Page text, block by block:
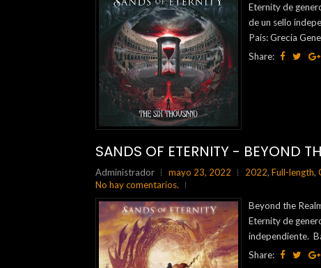
Eternity de
de un sello
País: Grecia
Share:
SANDS OF ETERNITY - BEYOND
Administrador mayo 23, 2022 2022, Full-length,
No hay comentarios.
Beyond the
Eternity de
independiente.
Share: